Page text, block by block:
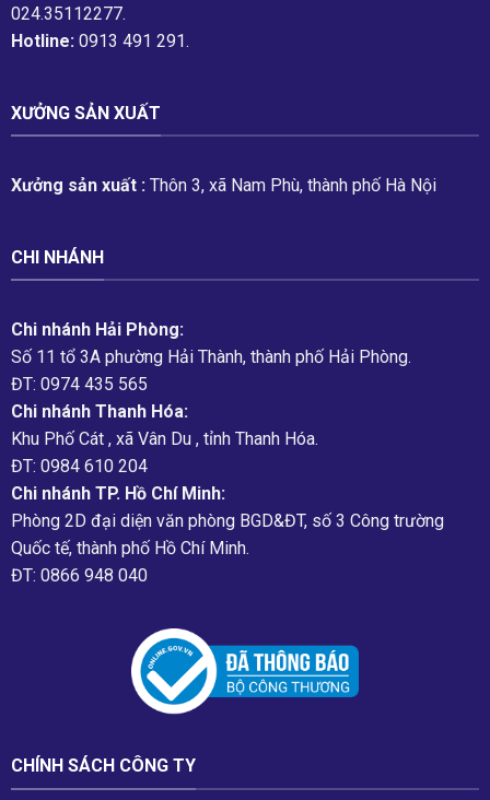
024.35112277.
Hotline:0913 491 291.
XƯỞNG SẢN XUẤT
Xưởng sản xuất :Thôn 3, xã Nam Phù, thành phố Hà Nội
CHI NHÁNH
Chi nhánh Hải Phòng:
Số 11 tổ 3A phường Hải Thành, thành phố Hải Phòng.
ĐT: 0974 435 565
Chi nhánh Thanh Hóa:
Khu Phố Cát , xã Vân Du , tỉnh Thanh Hóa.
ĐT: 0984 610 204
Chi nhánh TP. Hồ Chí Minh:
Phòng 2D đại diện văn phòng BGD&ĐT, số 3 Công trường
Quốc tế, thành phố Hồ Chí Minh.
ĐT: 0866 948 040
CHÍNH SÁCH CÔNG TY